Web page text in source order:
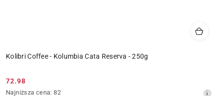
Kolibri Coffee - Kolumbia Cata Reserva - 250g
Cena
72.98
Najniższa
Najniższa cena: 82